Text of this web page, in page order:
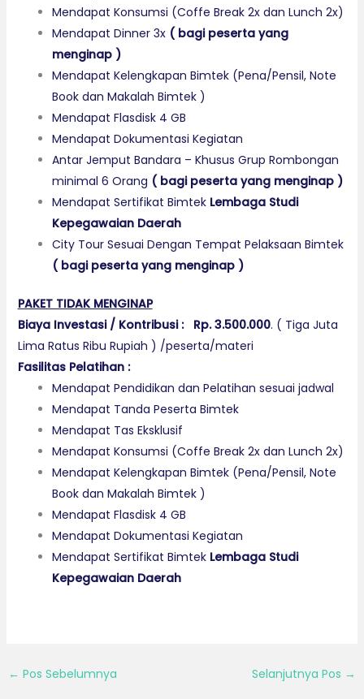
Mendapat Konsumsi (Coffe Break 2x dan Lunch 2x)
Mendapat Dinner 3x ( bagi peserta yang
menginap )
Mendapat Kelengkapan Bimtek (Pena/Pensil, Note
Book dan Makalah Bimtek )
Mendapat Flasdisk 4 GB
Mendapat Dokumentasi Kegiatan
Antar Jemput Bandara – Khusus Grup Rombongan
minimal 6 Orang ( bagi peserta yang menginap )
Mendapat Sertifikat Bimtek Lembaga Studi
Kepegawaian Daerah
City Tour Sesuai Dengan Tempat Pelaksaan Bimtek
(bagi peserta yang menginap )
PAKET TIDAK MENGINAP
Biaya Investasi / Kontribusi :
Rp. 3.500.000. ( Tiga Juta
Lima Ratus Ribu Rupiah ) /peserta/materi
Fasilitas Pelatihan :
Mendapat Pendidikan dan Pelatihan sesuai jadwal
Mendapat Tanda Peserta Bimtek
Mendapat Tas Eksklusif
Mendapat Konsumsi (Coffe Break 2x dan Lunch 2x)
Mendapat Kelengkapan Bimtek (Pena/Pensil, Note
Book dan Makalah Bimtek )
Mendapat Flasdisk 4 GB
Mendapat Dokumentasi Kegiatan
Mendapat Sertifikat Bimtek Lembaga Studi
Kepegawaian Daerah
← Pos Sebelumnya Selanjutnya Pos →